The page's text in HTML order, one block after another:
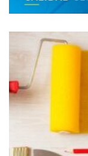
Nosotros
Contáctenos
Categorías
Línea